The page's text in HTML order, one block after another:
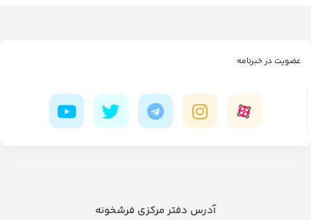
عضویت در خبرنامه
آدرس دفتر مرکزی فرشخونه